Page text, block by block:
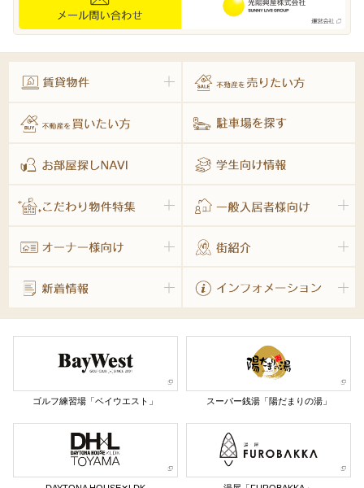
ゴルフ練習場「ベイウエスト」 スーパー銭湯「陽だまりの湯」